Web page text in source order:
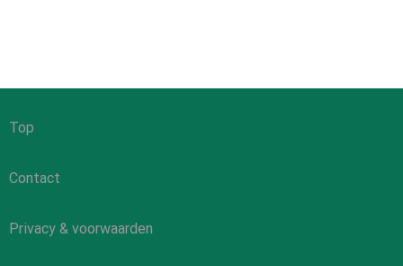
Top
Contact
Privacy & voorwaarden